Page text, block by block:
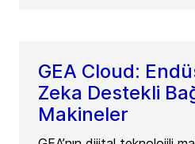
GEA Cloud:
Zeka Destekli
Makineler